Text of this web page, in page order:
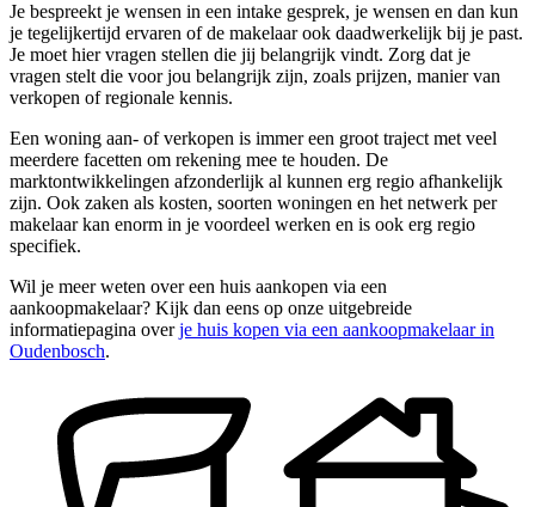
Je bespreekt je wensen in een intake gesprek, je wensen en dan kun
je tegelijkertijd ervaren of de makelaar ook daadwerkelijk bij je past.
Je moet hier vragen stellen die jij belangrijk vindt. Zorg dat je
vragen stelt die voor jou belangrijk zijn, zoals prijzen, manier van
verkopen of regionale kennis.
Een woning aan- of verkopen is immer een groot traject met veel
meerdere facetten om rekening mee te houden. De
marktontwikkelingen afzonderlijk al kunnen erg regio afhankelijk
zijn. Ook zaken als kosten, soorten woningen en het netwerk per
makelaar kan enorm in je voordeel werken en is ook erg regio
specifiek.
Wil je meer weten over een huis aankopen via een
aankoopmakelaar? Kijk dan eens op onze uitgebreide
informatiepagina overje huis kopen via een aankoopmakelaar in
Oudenbosch.